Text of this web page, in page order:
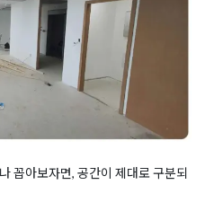
꼽아보자면, 공간이 제대로 구분되